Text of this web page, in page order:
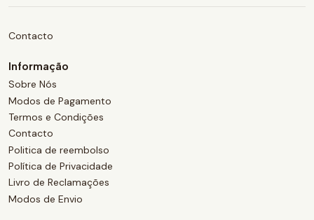
Contacto
Informação
Sobre Nós
Modos de Pagamento
Termos e Condições
Contacto
Politica de reembolso
Política de Privacidade
Livro de Reclamações
Modos de Envio